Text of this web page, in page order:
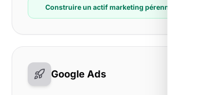
Construire un actif marketing pérenne
Google Ads